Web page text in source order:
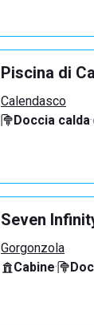
Piscina di
Calendasco
Doccia calda·
Seven
Gorgonzola
Cabine·